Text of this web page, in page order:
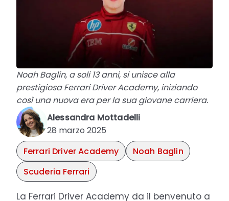
Noah Baglin, a soli 13 anni, si unisce alla
prestigiosa Ferrari Driver Academy, iniziando
così una nuova era per la sua giovane carriera.
Alessandra Mottadelli
28 marzo 2025
Ferrari Driver Academy
Noah Baglin
Scuderia Ferrari
La Ferrari Driver Academy da il benvenuto a